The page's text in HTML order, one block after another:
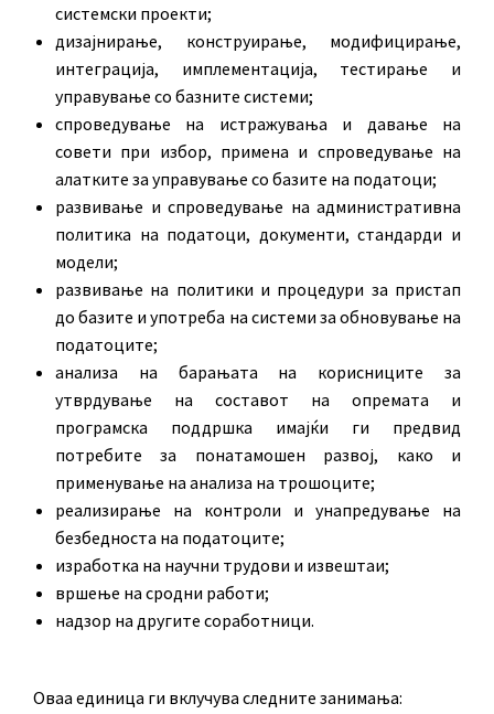
системски проекти;
дизајнирање, конструирање, модифицирање,
интеграција, имплементација, тестирање и
управување со базните системи;
спроведување на истражувања и давање на
совети при избор, примена и спроведување на
алатките за управување со базите на податоци;
развивање и спроведување на административна
политика на податоци, документи, стандарди и
модели;
развивање на политики и процедури за пристап
до базите и употреба на системи за обновување на
податоците;
анализа на барањата на корисниците за
утврдување на составот на опремата и
програмска поддршка имајќи ги предвид
потребите за понатамошен развој, како и
применување на анализа на трошоците;
реализирање на контроли и унапредување на
безбедноста на податоците;
изработка на научни трудови и извештаи;
вршење на сродни работи;
надзор на другите соработници.
Оваа единица ги вклучува следните занимања: